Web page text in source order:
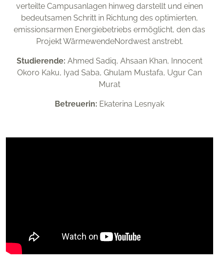
verteilte Campusanlagen hinweg darstellt und einen
bedeutsamen Schritt in Richtung des optimierten,
emissionsarmen Energiebetriebs ermöglicht, den das
Projekt WärmewendeNordwest anstrebt.
Studierende: Ahmed Sadiq, Ahsaan Khan, Innocent
Okoro Kaku, Iyad Saba, Ghulam Mustafa, Ugur Can
Murat
Betreuerin: Ekaterina Lesnyak